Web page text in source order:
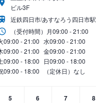
ビル3F
近鉄四日市/あすなろう四日市駅
（受付時間） 月09:00 - 21:00
09:00 - 21:00 水09:00 - 21:00
09:00 - 21:00 金09:00 - 21:00
09:00 - 18:00 日09:00 - 18:00
09:00 - 18:00 （定休日）なし
5
6
7
8